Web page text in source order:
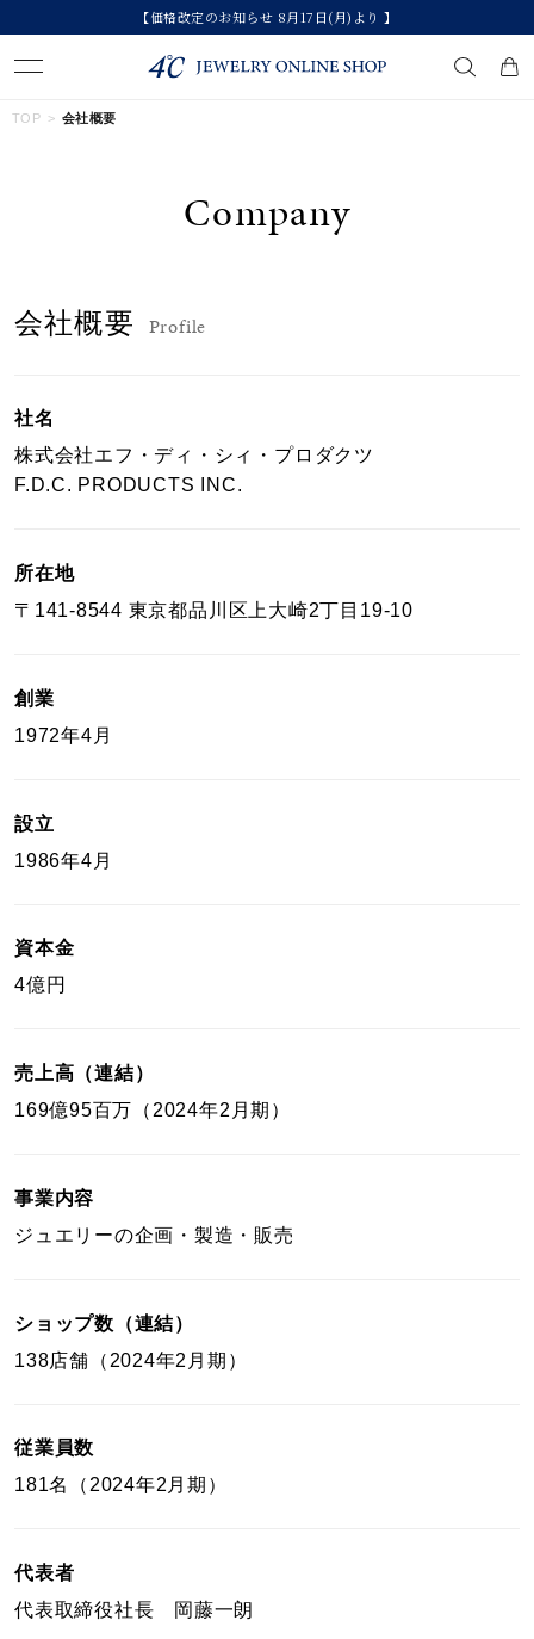
【価格改定のお知らせ 8月17日(月)より 】
カテゴリー
カラー
モチーフ
ファッションテイスト
着用シーン
リングサイズ
メンズ
在庫 在庫ありのみ
TOP 会社概要
Company
会社概要 Profile
社名
株式会社エフ・ディ・シィ・プロダクツ
F.D.C. PRODUCTS INC.
所在地
〒141-8544 東京都品川区上大崎2丁目19-10
創業
1972年4月
設立
1986年4月
資本金
4億円
売上高（連結）
169億95百万（2024年2月期）
事業内容
ジュエリーの企画・製造・販売
ショップ数（連結）
138店舗（2024年2月期）
従業員数
181名（2024年2月期）
代表者
代表取締役社長 岡藤一朗